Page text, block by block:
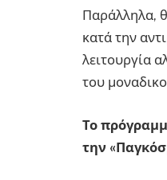
Παράλληλα,
κατά την
λειτουργία
του
Το
την